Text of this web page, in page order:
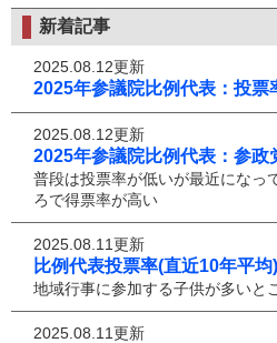
新着記事
2025.08.12更新
2025年参議院比例代表：投票
2025.08.12更新
2025年参議院比例代表：参政
普段は投票率が低いが最近になっ
ろで得票率が高い
2025.08.11更新
比例代表投票率(直近10年平均
地域行事に参加する子供が多いと
2025.08.11更新